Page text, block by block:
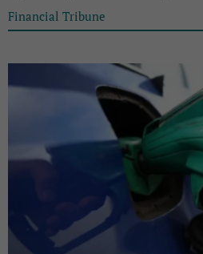
Financial Tribune